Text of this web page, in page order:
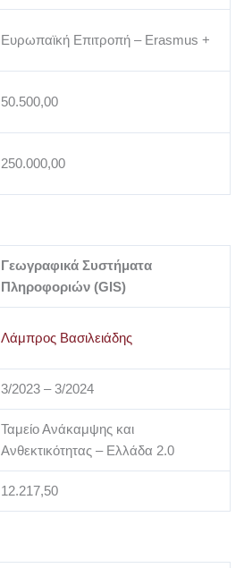
Ευρωπαϊκή Επιτροπή – Erasmus +
50.500,00
250.000,00
Γεωγραφικά Συστήματα
Πληροφοριών (GIS)
Λάμπρος Βασιλειάδης
3/2023 – 3/2024
Ταμείο Ανάκαμψης και
Ανθεκτικότητας – Ελλάδα 2.0
12.217,50